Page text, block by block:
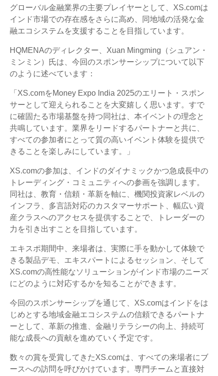
グローバル金融業界の主要プレイヤーとして、XS.comは
インド市場での存在感をさらに高め、同地域の活発な金
融エコシステムを支援することを目指しています。
HQMENAのディレクター、Xuan Mingming（シュアン・
ミンミン）氏は、今回のスポンサーシップについて以下
のように述べています：
「XS.comをMoney Expo India 2025のエリート・スポン
サーとして迎えられることを大変嬉しく思います。すで
に確固たる市場基盤を持つ同社は、本イベントの理念と
共鳴しています。業界をリードするパートナーと共に、
すべての参加者にとって質の高いイベント体験を提供で
きることを楽しみにしています。」
XS.comの参加は、インドのダイナミックかつ急成長中の
トレーディング・コミュニティへの参画を強調します。
同社は、教育・信頼・革新を軸に、機関投資家レベルの
インフラ、多言語対応のカスタマーサポート、幅広い資
産クラスへのアクセスを提供することで、トレーダーの
力を引き出すことを目指しています。
エキスポ期間中、来場者は、実際に手を動かして体験で
きる製品デモ、エキスパートによるセッション、そして
XS.comの高性能なソリューションがインド市場のニーズ
にどのように対応するかを知ることができます。
今回のスポンサーシップを通じて、XS.comはインドをは
じめとする地域金融エコシステムの信頼できるパートナ
ーとして、革新の推進、金融リテラシーの向上、持続可
能な成長への貢献を進めていく予定です。
数々の賞を受賞してきたXS.comは、すべての来場者にブ
ースへの訪問を呼びかけています。専門チームと直接対